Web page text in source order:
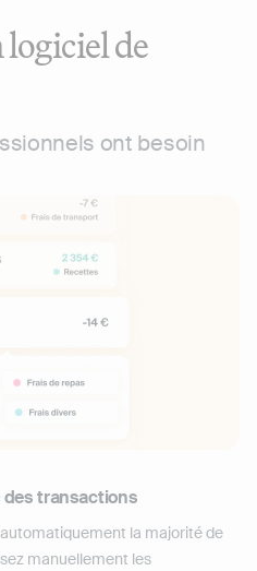
de
ont besoin
transactions
la majorité de
manuellement les